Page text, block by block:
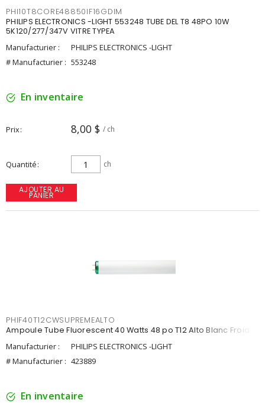
PHI10T8CORE48850IF16GDIM
PHILIPS ELECTRONICS -LIGHT 553248 TUBE DEL T8 48PO 10W
5K120/277/347V VITRE TYPEA
Manufacturier :
PHILIPS ELECTRONICS -LIGHT
# Manufacturier : 553248
En inventaire
Prix 8,00 $ / ch
Quantité ch
AJOUTER AU
PANIER
PHIF40T12CWSUPREMEALTO
Ampoule Tube Fluorescent 40 Watts 48 po T12 Alto Blanc Froid
Manufacturier :
PHILIPS ELECTRONICS -LIGHT
# Manufacturier : 423889
En inventaire